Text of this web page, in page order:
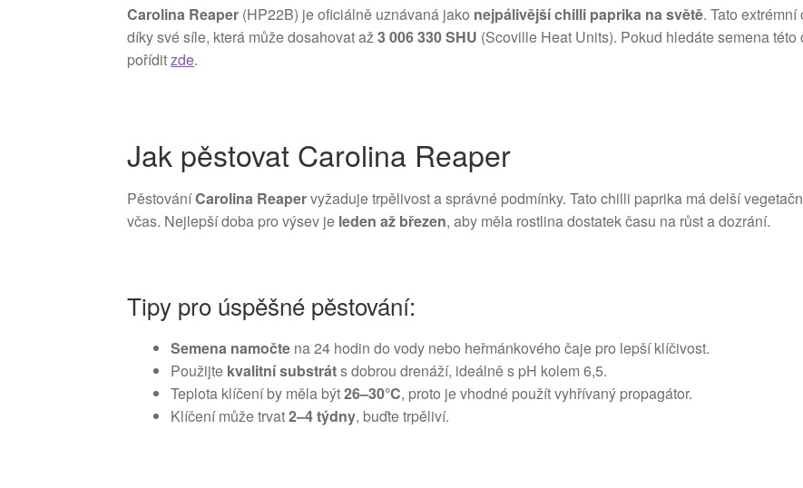
Carolina Reaper (HP22B) je oficiálně uznávaná jako nejpálivější chilli paprika na světě. Tato
díky své síle, která může dosahovat až3 006 330 SHU (Scoville Heat Units). Pokud hledáte semena
poříditzde.
Jak pěstovat Carolina Reaper
PěstováníCarolina Reapervyžaduje trpělivost a správné podmínky. Tato chilli paprika má delší
včas. Nejlepší doba pro výsev je leden až březen, aby měla rostlina dostatek času na růst a dozrání.
Tipy pro úspěšné pěstování:
Semena namočte na 24 hodin do vody nebo heřmánkového čaje pro lepší klíčivost.
Použijte kvalitní substráts dobrou drenáží, ideálně s pH kolem 6,5.
Teplota klíčení by měla být26–30°C, proto je vhodné použít vyhřívaný propagátor.
Klíčení může trvat2–4 týdny, buďte trpěliví.